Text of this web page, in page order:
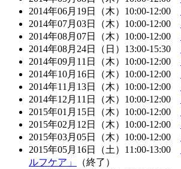
2014年06月19日（木）10:00-12:00
2014年07月03日（木）10:00-12:00
2014年08月07日（木）10:00-12:00
2014年08月24日（日）13:00-15:30
2014年09月11日（木）10:00-12:00
2014年10月16日（木）10:00-12:00
2014年11月13日（木）10:00-12:00
2014年12月11日（木）10:00-12:00
2015年01月15日（木）10:00-12:00
2015年02月12日（木）10:00-12:00
2015年03月05日（木）10:00-12:00
2015年05月16日（土）11:00-13:00
ルフケア」
（終了）